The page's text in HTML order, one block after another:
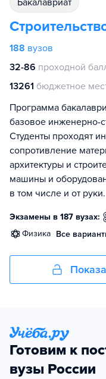
бакалавриат
188 вузов
32-86 проходной
13261 бюджетное
Программа
базовое инженерно-
Студенты проходят
сопротивление
архитектуры и
машины и
в том числе и от руки.
Экзамены в 187 вузах:
физика Все
Готовим к
вузы России